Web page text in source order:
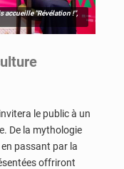
accueille "Révélation !",
le public à un
De la mythologie
passant par la
offriront